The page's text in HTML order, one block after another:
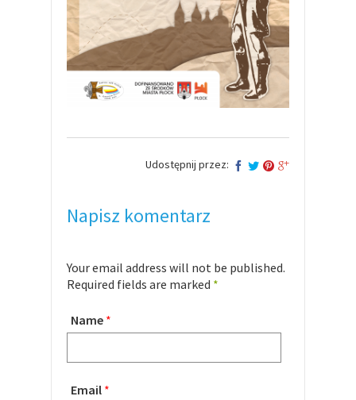
Udostępnij przez:
Napisz komentarz
Your email address will not be published.
Required fields are marked *
Name *
Email *